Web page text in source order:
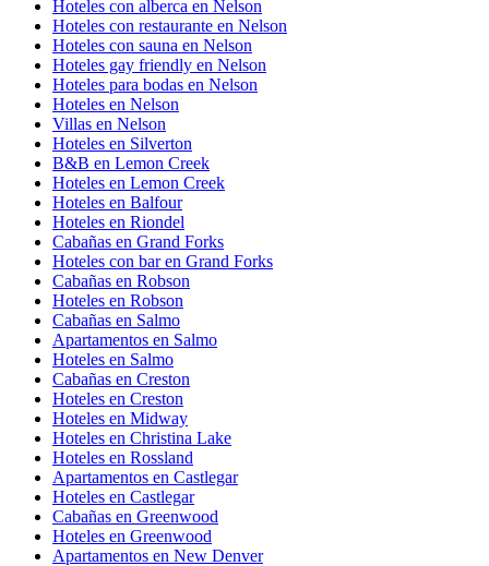
Hoteles con alberca en Nelson
Hoteles con restaurante en Nelson
Hoteles con sauna en Nelson
Hoteles gay friendly en Nelson
Hoteles para bodas en Nelson
Hoteles en Nelson
Villas en Nelson
Hoteles en Silverton
B&B en Lemon Creek
Hoteles en Lemon Creek
Hoteles en Balfour
Hoteles en Riondel
Cabañas en Grand Forks
Hoteles con bar en Grand Forks
Cabañas en Robson
Hoteles en Robson
Cabañas en Salmo
Apartamentos en Salmo
Hoteles en Salmo
Cabañas en Creston
Hoteles en Creston
Hoteles en Midway
Hoteles en Christina Lake
Hoteles en Rossland
Apartamentos en Castlegar
Hoteles en Castlegar
Cabañas en Greenwood
Hoteles en Greenwood
Apartamentos en New Denver